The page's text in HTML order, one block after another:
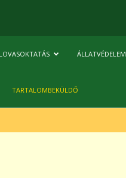
LOVASOKTATÁS ÁLLATVÉDELEM
TARTALOMBEKÜLDŐ